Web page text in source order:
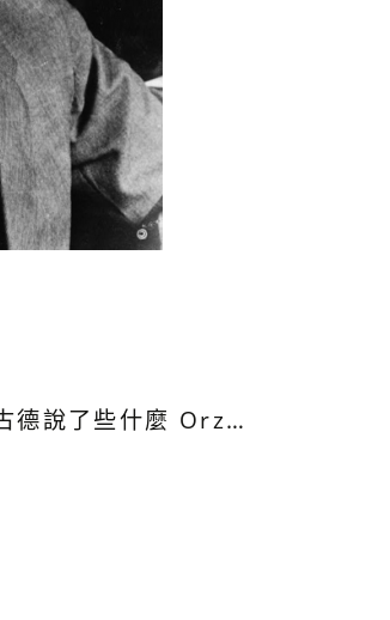
德說了些什麼 Orz…